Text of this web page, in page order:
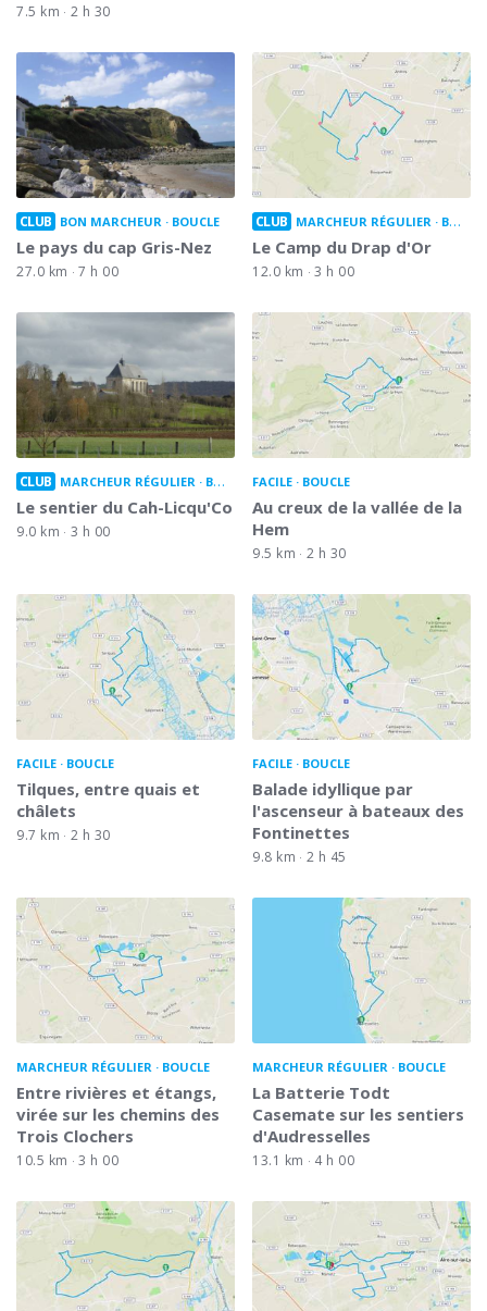
7.5 km 2 h 30
CLUB BON MARCHEUR BOUCLE
Le pays du cap Gris-Nez
27.0 km 7 h 00
CLUB MARCHEUR RÉGULIER BOUCLE
Le Camp du Drap d'Or
12.0 km 3 h 00
CLUB MARCHEUR RÉGULIER BOUCLE
Le sentier du Cah-Licqu'Co
9.0 km 3 h 00
FACILE BOUCLE
Au creux de la vallée de la
Hem
9.5 km 2 h 30
FACILE BOUCLE
Tilques, entre quais et
châlets
9.7 km 2 h 30
FACILE BOUCLE
Balade idyllique par
l'ascenseur à bateaux des
Fontinettes
9.8 km 2 h 45
MARCHEUR RÉGULIER BOUCLE
Entre rivières et étangs,
virée sur les chemins des
Trois Clochers
10.5 km 3 h 00
MARCHEUR RÉGULIER BOUCLE
La Batterie Todt
Casemate sur les sentiers
d'Audresselles
13.1 km 4 h 00